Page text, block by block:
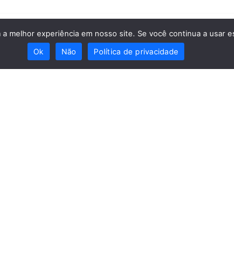
Política
melhor experiência em nosso site. Se você continua a usar
Ok
Não Política de privacidade